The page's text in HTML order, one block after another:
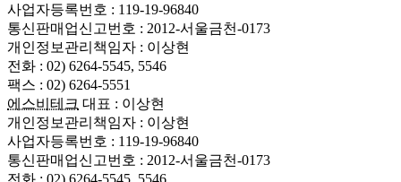
사업자등록번호 : 119-19-96840
통신판매업신고번호 : 2012-서울금천-0173
개인정보관리책임자 : 이상현
전화 : 02) 6264-5545, 5546
팩스 : 02) 6264-5551
에스비테크 대표 : 이상현
개인정보관리책임자 : 이상현
사업자등록번호 : 119-19-96840
통신판매업신고번호 : 2012-서울금천-0173
전화 : 02) 6264-5545, 5546